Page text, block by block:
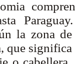
la zona
que